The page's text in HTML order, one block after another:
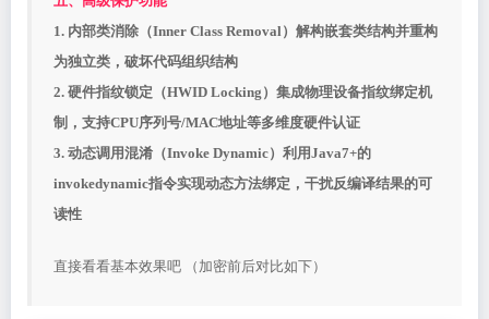
1. 内部类消除（Inner Class Removal）解构嵌套类结构并重构
为独立类，破坏代码组织结构
2. 硬件指纹锁定（HWID Locking）集成物理设备指纹绑定机
制，支持CPU序列号/MAC地址等多维度硬件认证
3. 动态调用混淆（Invoke Dynamic）利用Java7+的
invokedynamic指令实现动态方法绑定，干扰反编译结果的可
读性
直接看看基本效果吧 （加密前后对比如下）